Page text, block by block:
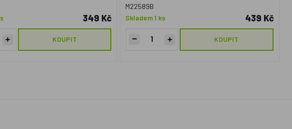
349 Kč
KOUPIT
M22589B
Skladem 1 ks
439 Kč
KOUPIT